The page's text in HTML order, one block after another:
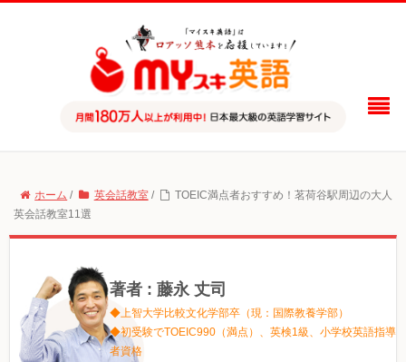
ホーム / 英会話教室 /
TOEIC満点者おすすめ！茗荷谷駅周辺の大人
英会話教室11選
著者 : 藤永 丈司
◆上智大学比較文化学部卒（現：国際教養学部）
◆初受験でTOEIC990（満点）、英検1級、小学校英語指導
者資格